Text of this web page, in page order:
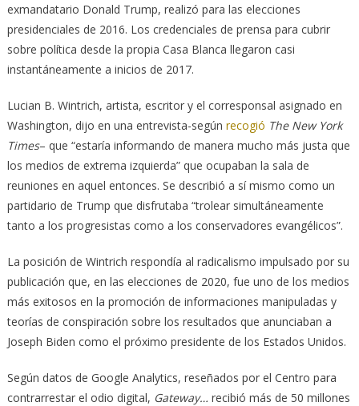
exmandatario Donald Trump, realizó para las elecciones
presidenciales de 2016. Los credenciales de prensa para cubrir
sobre política desde la propia Casa Blanca llegaron casi
instantáneamente a inicios de 2017.
Lucian B. Wintrich, artista, escritor y el corresponsal asignado en
Washington, dijo en una entrevista-según recogió The New York
Times– que “estaría informando de manera mucho más justa que
los medios de extrema izquierda” que ocupaban la sala de
reuniones en aquel entonces. Se describió a sí mismo como un
partidario de Trump que disfrutaba “trolear simultáneamente
tanto a los progresistas como a los conservadores evangélicos”.
La posición de Wintrich respondía al radicalismo impulsado por su
publicación que, en las elecciones de 2020, fue uno de los medios
más exitosos en la promoción de informaciones manipuladas y
teorías de conspiración sobre los resultados que anunciaban a
Joseph Biden como el próximo presidente de los Estados Unidos.
Según datos de Google Analytics, reseñados por el Centro para
contrarrestar el odio digital, Gateway… recibió más de 50 millones